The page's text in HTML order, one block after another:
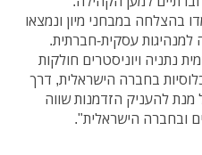
בהצלחה במבחני מיון ונמצאו
למנהיגות עסקית-חברתית.
נתניה ויוניסטרים חולקות
בחברה הישראלית, דרך
מנת להעניק הזדמנות שווה
ובחברה הישראלית".